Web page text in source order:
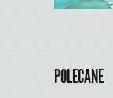
POLECANE